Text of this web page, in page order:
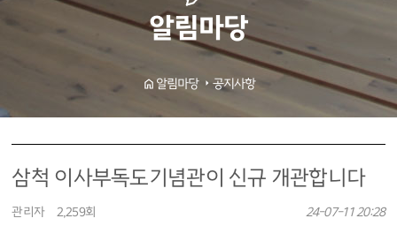
알림마당
알림마당 공지사항
삼척 이사부독도기념관이 신규 개관합니다
관리자 2,259회 24-07-11 20:28